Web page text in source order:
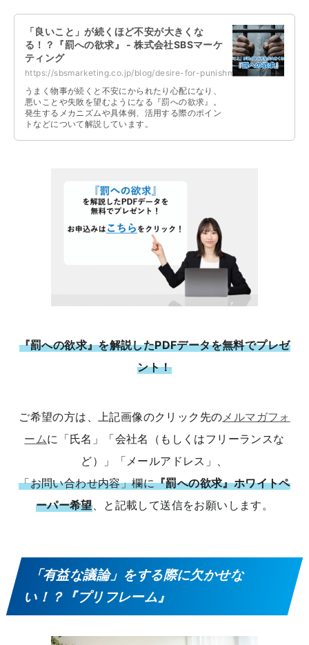
「良いこと」が続くほど不安が大きくな
る！？『罰への欲求』 - 株式会社SBSマーケ
ティング
https://sbsmarketing.co.jp/blog/desire-for-punishment-2025-10/
うまく物事が続くと不安にかられたり心配になり、
悪いことや失敗を望むようになる『罰への欲求』。
発生するメカニズムや具体例、活用する際のポイン
トなどについて解説しています。
『罰への欲求』を解説したPDFデータを無料でプレゼ
ント！
ご希望の方は、上記画像のクリック先の メルマガフォ
ームに「氏名」「会社名（もしくはフリーランスな
ど）」「メールアドレス」、
「お問い合わせ内容」欄に『罰への欲求』ホワイトペ
ーパー希望、と記載して送信をお願いします。
「有益な議論」をする際に欠かせな
い！？『プリフレーム』